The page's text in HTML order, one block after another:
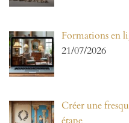
Formations en
21/07/2026
Créer une